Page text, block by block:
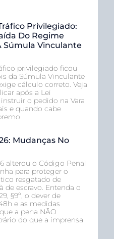
Privilegiado:
Do Regime
Súmula Vinculante
privilegiado ficou
da Súmula Vinculante
cálculo correto. Veja
após a Lei
o pedido na Vara
e quando cabe
Mudanças No
alterou o Código Penal
para proteger o
resgatado de
de escravo. Entenda o
§9º, o dever de
e as medidas
a pena NÃO
do que a imprensa